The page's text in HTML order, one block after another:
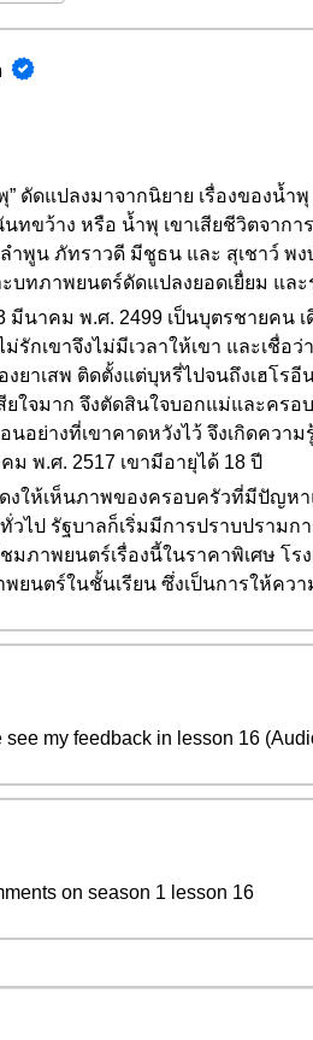
” ดัดแปลงมาจากนิยาย เรื่องของน้
ทขว้าง หรือ น้ำพุ เขาเสียชีวิตจาก
ำพูน ภัทราวดี มีชูธน และ สุเชาว์ พ
บทภาพยนตร์ดัดแปลงยอดเยื่ยม แล
มีนาคม พ.ศ. 2499 เป็นบุตรชายค
รักเขาจึงไม่มีเวลาให้เขา และเชื่
งยาเสพ ติดตั้งแต่บุหรี่ไปจนถึงเฮโ
ใจมาก จึงตัดสินใจบอกแม่และครอ
นอย่างที่เขาคาดหวังไว้ จึงเกิดคว
ม พ.ศ. 2517 เขามีอายุได้ 18 ปี
งให้เห็นภาพของครอบครัวที่มีปัญห
ทั่วไป รัฐบาลก็เริ่มมีการปราบปราม
มภาพยนตร์เรื่องนี้ในราคาพิเศษ โ
ยนตร์ในชั้นเรียน ซึ่งเป็นการให้ควา
see my feedback in lesson 16
on season 1 lesson 16